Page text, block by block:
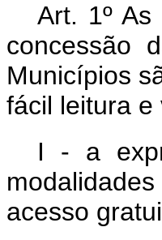
Art. 1º
concessão
Municípios
fácil leitura e
I - a
acesso